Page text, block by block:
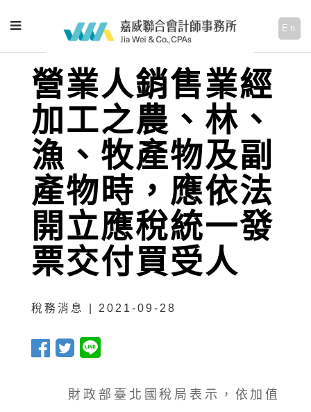
En
營業人銷售業經
加工之農、林、
漁、牧產物及副
產物時，應依法
開立應稅統一發
票交付買受人
稅務消息 | 2021-09-28
財政部臺北國稅局表示，依加值